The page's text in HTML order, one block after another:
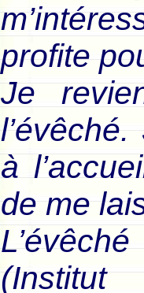
profite
Je
à
de me
(Institut